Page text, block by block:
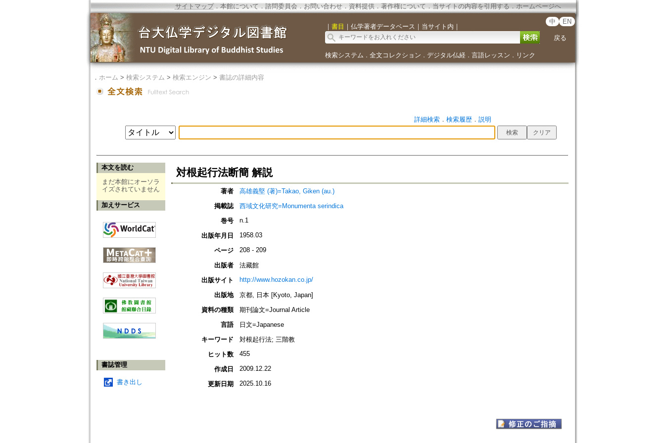
サイトマップ．本館について ． 諮問委員会． お問い合わせ． 資料提供． 著作権について．当サイトの内容を引用する ． ホームページへ
｜ 書目 ｜ 仏学著者データベース ｜ 当サイト内 ｜
中 EN
戻る
検索システム ． 全文コレクション ． デジタル仏経． 言語レッスン ． リンク
． ホーム > 検索システム > 検索エンジン > 書誌の詳細内容
詳細検索． 検索履歴． 説明
本文を読む
まだ本館にオーソラ
イズされていません
加えサービス
書誌管理
書き出し
対根起行法断簡 解説
著者
高雄義堅 (著)=Takao, Giken (au.)
掲載誌
西域文化研究=Monumenta serindica
巻号
n.1
出版年月日 1958.03
ページ 208 - 209
出版者
法藏館
出版サイト
http://www.hozokan.co.jp/
出版地
京都, 日本 [Kyoto, Japan]
資料の種類
期刊論文=Journal Article
言語
日文=Japanese
キーワード
対根起行法; 三階教
ヒット数
455
作成日 2009.12.22
更新日期 2025.10.16